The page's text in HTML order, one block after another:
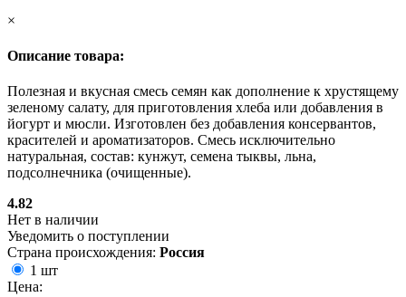
×
Описание товара:
Полезная и вкусная смесь семян как дополнение к хрустящему
зеленому салату, для приготовления хлеба или добавления в
йогурт и мюсли. Изготовлен без добавления консервантов,
красителей и ароматизаторов. Смесь исключительно
натуральная, состав: кунжут, семена тыквы, льна,
подсолнечника (очищенные).
4.82
Нет в наличии
Уведомить о поступлении
Страна происхождения: Россия
1 шт
Цена: